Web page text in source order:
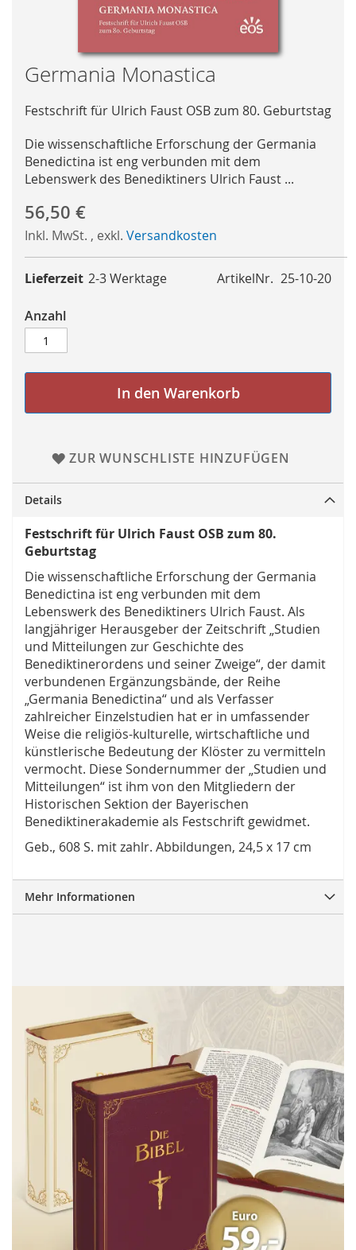
Skip
to
the
beginning
of
the
images
Germania Monastica
Festschrift für Ulrich Faust OSB zum 80. Geburtstag
Die wissenschaftliche Erforschung der Germania
Benedictina ist eng verbunden mit dem
Lebenswerk des Benediktiners Ulrich Faust ...
56,50 €
Inkl. MwSt. , exkl. Versandkosten
ArtikelNr. 25-10-20
Lieferzeit 2-3 Werktage
Anzahl
In den Warenkorb
ZUR WUNSCHLISTE HINZUFÜGEN
Details
Festschrift für Ulrich Faust OSB zum 80.
Geburtstag
Die wissenschaftliche Erforschung der Germania
Benedictina ist eng verbunden mit dem
Lebenswerk des Benediktiners Ulrich Faust. Als
langjähriger Herausgeber der Zeitschrift „Studien
und Mitteilungen zur Geschichte des
Benediktinerordens und seiner Zweige“, der damit
verbundenen Ergänzungsbände, der Reihe
„Germania Benedictina“ und als Verfasser
zahlreicher Einzelstudien hat er in umfassender
Weise die religiös-kulturelle, wirtschaftliche und
künstlerische Bedeutung der Klöster zu vermitteln
vermocht. Diese Sondernummer der „Studien und
Mitteilungen“ ist ihm von den Mitgliedern der
Historischen Sektion der Bayerischen
Benediktinerakademie als Festschrift gewidmet.
Geb., 608 S. mit zahlr. Abbildungen, 24,5 x 17 cm
Mehr Informationen